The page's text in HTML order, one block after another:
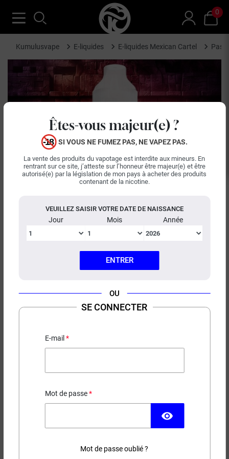
Êtes-vous majeur(e) ?
SI VOUS NE FUMEZ PAS, NE VAPEZ PAS.
La vente des produits du vapotage est interdite aux mineurs. En
rentrant sur ce site, j’atteste sur l’honneur être majeur(e) et être
autorisé(e) par la législation de mon pays à acheter des produits
contenant de la nicotine.
VEUILLEZ SAISIR VOTRE DATE DE NAISSANCE
Jour Mois Année
ENTRER
OU
SE CONNECTER
E-mail
Mot de passe
visibility
Mot de passe oublié ?
0
Kumulusvape E-liquides E-liquides Mexican Cartel
Précédent
keyboard_arrow_left keyboard_arrow_right
E-LIQUIDE PASSION CITRON
CARTEL 50ML/100ML
EN STOCK
Contenance Taux de nicotine